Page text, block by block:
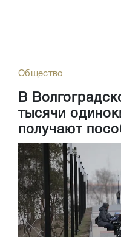
Общество
В
тысячи
получают